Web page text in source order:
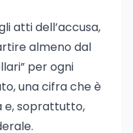
atti dell’accusa,
almeno dal
per ogni
una cifra che è
e, soprattutto,